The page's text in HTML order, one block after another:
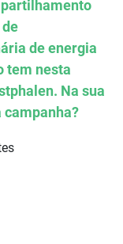
de energia
tem nesta
Na sua